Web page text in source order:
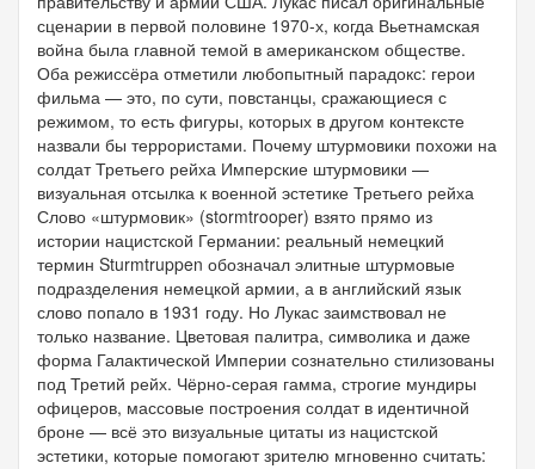
сценарии в первой половине 1970-х, когда Вьетнамская
война была главной темой в американском обществе.
Оба режиссёра отметили любопытный парадокс: герои
фильма — это, по сути, повстанцы, сражающиеся с
режимом, то есть фигуры, которых в другом контексте
назвали бы террористами. Почему штурмовики похожи на
солдат Третьего рейха Имперские штурмовики —
визуальная отсылка к военной эстетике Третьего рейха
Слово «штурмовик» (stormtrooper) взято прямо из
истории нацистской Германии: реальный немецкий
термин Sturmtruppen обозначал элитные штурмовые
подразделения немецкой армии, а в английский язык
слово попало в 1931 году. Но Лукас заимствовал не
только название. Цветовая палитра, символика и даже
форма Галактической Империи сознательно стилизованы
под Третий рейх. Чёрно-серая гамма, строгие мундиры
офицеров, массовые построения солдат в идентичной
броне — всё это визуальные цитаты из нацистской
эстетики, которые помогают зрителю мгновенно считать: